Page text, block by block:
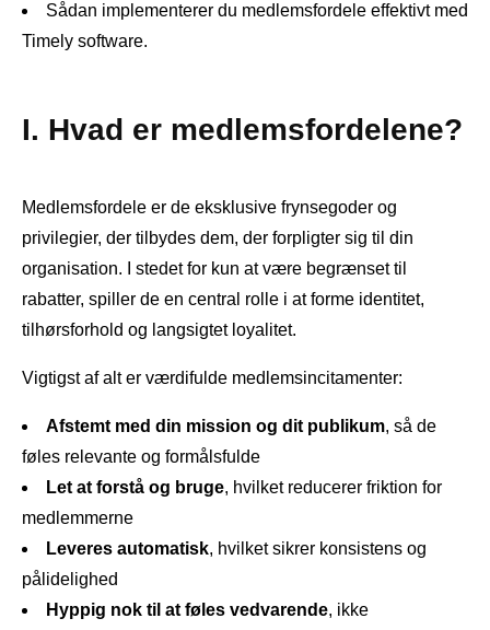
Sådan implementerer du medlemsfordele effektivt med
Timely software.
I. Hvad er medlemsfordelene?
Medlemsfordele er de eksklusive frynsegoder og
privilegier, der tilbydes dem, der forpligter sig til din
organisation. I stedet for kun at være begrænset til
rabatter, spiller de en central rolle i at forme identitet,
tilhørsforhold og langsigtet loyalitet.
Vigtigst af alt er værdifulde medlemsincitamenter:
Afstemt med din mission og dit publikum, så de
føles relevante og formålsfulde
Let at forstå og bruge, hvilket reducerer friktion for
medlemmerne
Leveres automatisk, hvilket sikrer konsistens og
pålidelighed
Hyppig nok til at føles vedvarende, ikke